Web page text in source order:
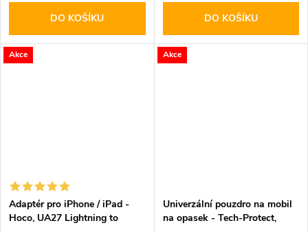
DO KOŠÍKU DO KOŠÍKU
Akce
Adaptér pro iPhone / iPad -
Hoco, UA27 Lightning to
Akce
Univerzální pouzdro na mobil
na opasek - Tech-Protect,